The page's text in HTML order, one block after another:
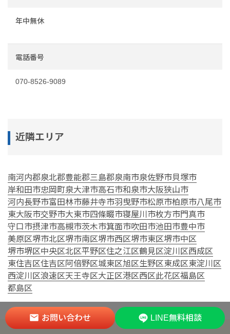
お問い合わせ LINE無料相談
年中無休
電話番号
070-8526-9089
近隣エリア
南河内郡泉北郡豊能郡三島郡泉南市泉佐野市貝塚市
岸和田市忠岡町泉大津市高石市和泉市大阪狭山市
河内長野市富田林市藤井寺市羽曳野市松原市柏原市八尾市
東大阪市交野市大東市四條畷市寝屋川市枚方市門真市
守口市摂津市高槻市茨木市箕面市吹田市池田市豊中市
美原区堺市北区堺市南区堺市西区堺市東区堺市中区
堺市堺区中央区北区平野区住之江区鶴見区淀川区西成区
東住吉区住吉区阿倍野区城東区旭区生野区東成区東淀川区
西淀川区浪速区天王寺区大正区港区西区此花区福島区
都島区